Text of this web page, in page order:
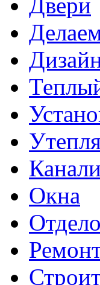
Двери
Окна